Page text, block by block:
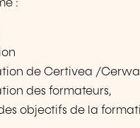
:
de Certivea /
des formateurs,
objectifs de la